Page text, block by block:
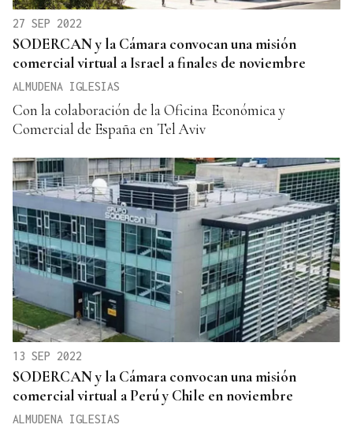
27 SEP 2022
SODERCAN y la Cámara convocan una misión
comercial virtual a Israel a finales de noviembre
ALMUDENA IGLESIAS
Con la colaboración de la Oficina Económica y
Comercial de España en Tel Aviv
13 SEP 2022
SODERCAN y la Cámara convocan una misión
comercial virtual a Perú y Chile en noviembre
ALMUDENA IGLESIAS